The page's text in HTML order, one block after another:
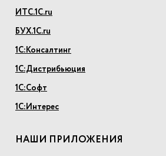
ИТС.1С.ru
БУХ.1С.ru
1С:Консалтинг
1С:Дистрибьюция
1С:Софт
1С:Интерес
НАШИ ПРИЛОЖЕНИЯ